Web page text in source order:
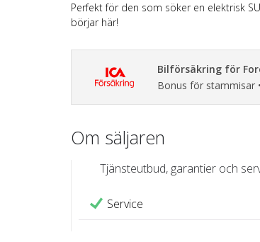
Perfekt för den som söker en elektrisk
börjar här!
Bilförsäkring för
Bonus för stammisar
Om säljaren
Tjänsteutbud, garantier och
Service